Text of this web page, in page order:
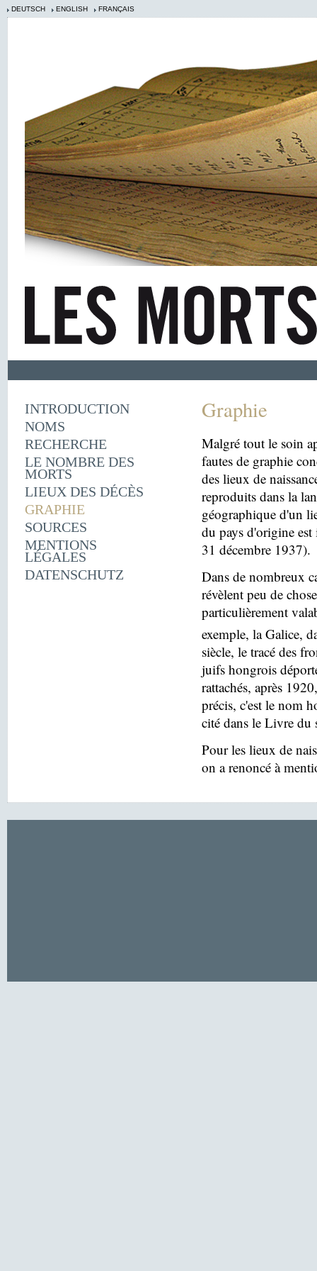
DEUTSCH ENGLISH FRANÇAIS
INTRODUCTION
NOMS
RECHERCHE
LE NOMBRE DES
MORTS
LIEUX DES DÉCÈS
GRAPHIE
SOURCES
MENTIONS
LÉGALES
DATENSCHUTZ
Graphie
Malgré tout le soin
fautes de graphie
des lieux de
reproduits dans la
géographique d'un
du pays d'origine est
31 décembre 1937).
Dans de nombreux
révèlent peu de
particulièrement
exemple, la Galice,
siècle, le tracé des
juifs hongrois
rattachés, après
précis, c'est le nom
cité dans le Livre du
Pour les lieux de
on a renoncé à